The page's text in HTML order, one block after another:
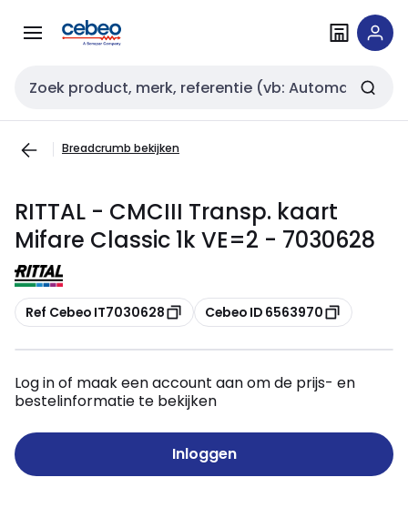
naar
naar
Zoekveld invoer
Breadcrumb bekijken
RITTAL - CMCIII Transp. kaart
Mifare Classic 1k VE=2 - 7030628
Kopiëren
Ref Cebeo IT7030628 Kopiëren
Cebeo ID 6563970
Log in of maak een account aan om de prijs- en
bestelinformatie te bekijken
Inloggen